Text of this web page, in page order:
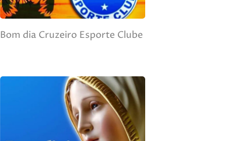
Bom dia Cruzeiro Esporte Clube